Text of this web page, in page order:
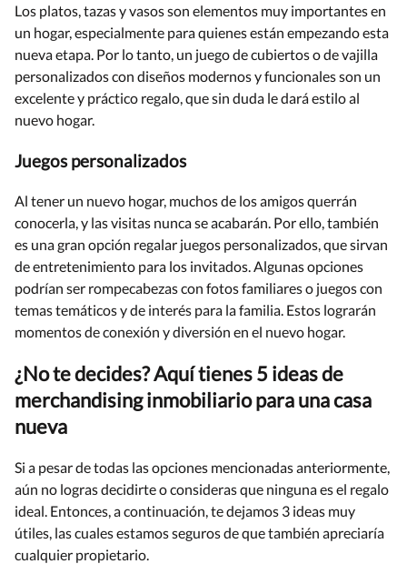
Los platos, tazas y vasos son elementos muy importantes en
un hogar, especialmente para quienes están empezando esta
nueva etapa. Por lo tanto, un juego de cubiertos o de vajilla
personalizados con diseños modernos y funcionales son un
excelente y práctico regalo, que sin duda le dará estilo al
nuevo hogar.
Juegos personalizados
Al tener un nuevo hogar, muchos de los amigos querrán
conocerla, y las visitas nunca se acabarán. Por ello, también
es una gran opción regalar juegos personalizados, que sirvan
de entretenimiento para los invitados. Algunas opciones
podrían ser rompecabezas con fotos familiares o juegos con
temas temáticos y de interés para la familia. Estos lograrán
momentos de conexión y diversión en el nuevo hogar.
¿No te decides? Aquí tienes 5 ideas de
merchandising inmobiliario para una casa
nueva
Si a pesar de todas las opciones mencionadas anteriormente,
aún no logras decidirte o consideras que ninguna es el regalo
ideal. Entonces, a continuación, te dejamos 3 ideas muy
útiles, las cuales estamos seguros de que también apreciaría
cualquier propietario.